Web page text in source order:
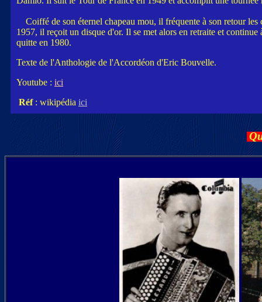
Coiffé de son éternel chapeau mou, il fréquente à son retour
1957, il reçoit un disque d'or. Il se met alors en retraite et
quitte en 1980.
Texte de l'Anthologie de l'Accordéon d'Eric Bouvelle.
Youtube : ici
Réf: wikipédia ici